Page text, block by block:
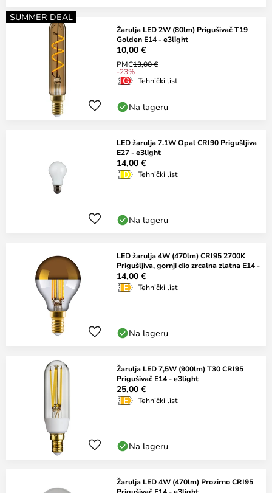
SUMMER DEAL
Žarulja LED 2W (80lm) Prigušivač T19
Golden E14 - e3light
10,00 €
PMC13,00 €
-23%
Tehnički list
Na lageru
LED žarulja 7.1W Opal CRI90 Prigušljiva
E27 - e3light
14,00 €
Tehnički list
Na lageru
LED žarulja 4W (470lm) CRI95 2700K
Prigušljiva, gornji dio zrcalna zlatna E14 -
14,00 €
Tehnički list
Na lageru
Žarulja LED 7,5W (900lm) T30 CRI95
Prigušivač E14 - e3light
25,00 €
Tehnički list
Na lageru
Žarulja LED 4W (470lm) Prozirno CRI95